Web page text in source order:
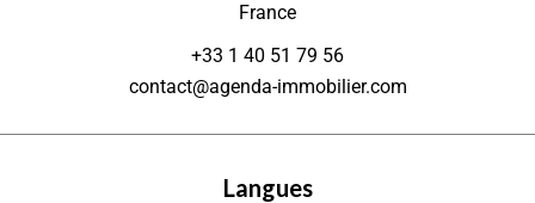
France
+33 1 40 51 79 56
contact@agenda-immobilier.com
Langues